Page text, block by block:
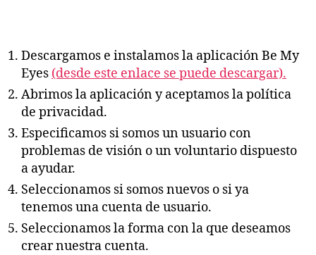
Descargamos e instalamos la aplicación Be My
Eyes (desde este enlace se puede descargar).
Abrimos la aplicación y aceptamos la política
de privacidad.
Especificamos si somos un usuario con
problemas de visión o un voluntario dispuesto
a ayudar.
Seleccionamos si somos nuevos o si ya
tenemos una cuenta de usuario.
Seleccionamos la forma con la que deseamos
crear nuestra cuenta.